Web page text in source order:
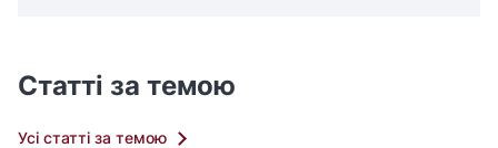
Статті за темою
Усі статті за темою